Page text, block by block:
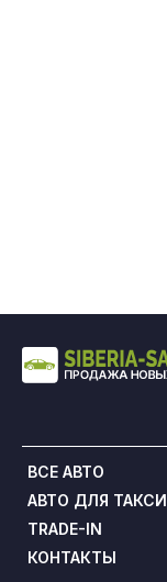
ВСЕ АВТО
АВТО ДЛЯ ТАКСИ
TRADE-IN
КОНТАКТЫ